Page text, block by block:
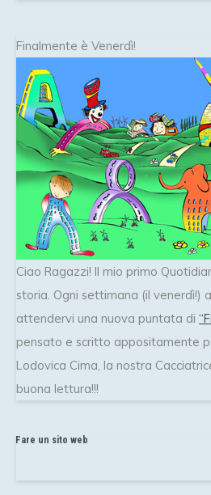
Finalmente è Venerdì!
Ciao Ragazzi! Il mio primo
storia. Ogni settimana (il venerdì!)
attendervi una nuova puntata di
pensato e scritto appositamente
Lodovica Cima, la nostra
buona lettura!!!
Fare un sito web